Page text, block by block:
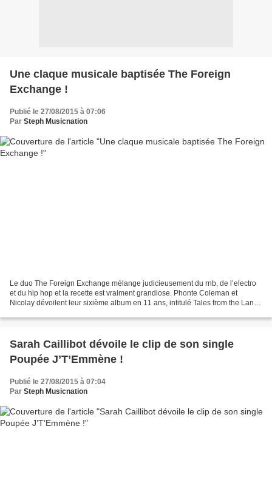
Une claque musicale baptisée The Foreign
Exchange !
Publié le 27/08/2015 à 07:06
Par Steph Musicnation
Le duo The Foreign Exchange mélange judicieusement du rnb, de l’electro
et du hip hop et la recette est vraiment grandiose. Phonte Coleman et
Nicolay dévoilent leur sixième album en 11 ans, intitulé Tales from the Land
Sarah Caillibot dévoile le clip de son single
Poupée J’T’Emmène !
Publié le 27/08/2015 à 07:04
Par Steph Musicnation